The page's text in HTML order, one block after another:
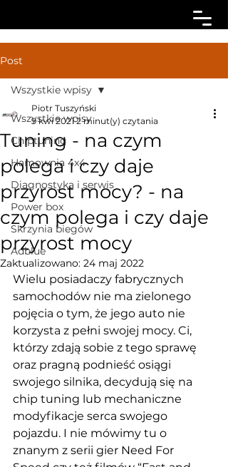
Post
Wszystkie wpisy
Chiptuning
Hamownia 4x4
Diagnostyka i serwis
Power box
Skrzynia biegów
Adblue
Wszystkie wpisy
Tuning - na czym
polega i czy daje
przyrost mocy? - na
czym polega i czy daje
przyrost mocy
Piotr Tuszyński
9 kwi 2021 2 minut(y) czytania
Zaktualizowano: 24 maj 2022
Wielu posiadaczy fabrycznych
samochodów nie ma zielonego
pojęcia o tym, że jego auto nie
korzysta z pełni swojej mocy. Ci,
którzy zdają sobie z tego sprawę
oraz pragną podnieść osiągi
swojego silnika, decydują się na
chip tuning lub mechaniczne
modyfikacje serca swojego
pojazdu. I nie mówimy tu o
znanym z serii gier Need For